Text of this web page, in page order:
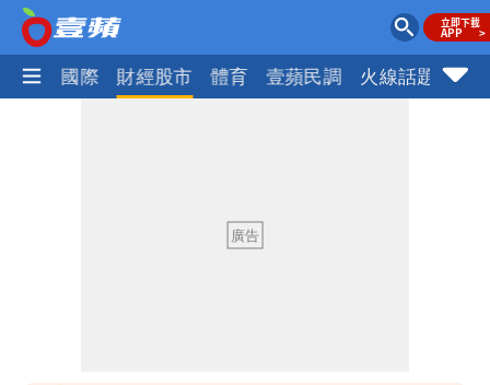
社會 國際 財經股市 體育 壹蘋民調 火線話題
「終於能交代」 捐500萬獎學金延續愛
白海豚颱風逼近！鄭明典示警「恐遇黑潮